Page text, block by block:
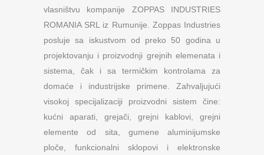
vlasništvu kompanije ZOPPAS INDUSTRIES
ROMANIA SRL iz Rumunije. Zoppas Industries
posluje sa iskustvom od preko 50 godina u
projektovanju i proizvodnji grejnih elemenata i
sistema, čak i sa termičkim kontrolama za
domaće i industrijske primene. Zahvaljujući
visokoj specijalizaciji proizvodni sistem čine:
kućni aparati, grejači, grejni kablovi, grejni
elemente od sita, gumene aluminijumske
ploče, funkcionalni sklopovi i elektronske